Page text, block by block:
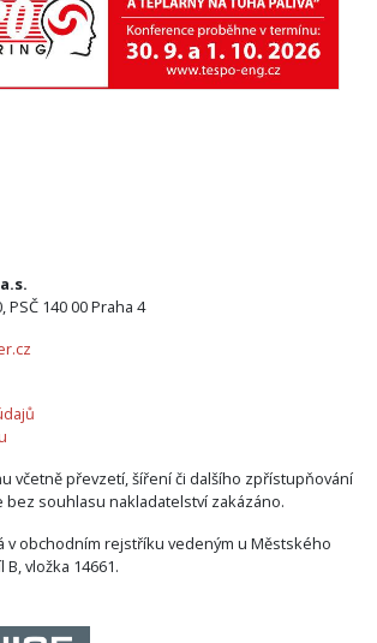
PSČ 140 00 Praha 4
včetně převzetí, šíření či dalšího zpřístupňování
bez souhlasu nakladatelství zakázáno.
v obchodním rejstříku vedeným u Městského
vložka 14661.